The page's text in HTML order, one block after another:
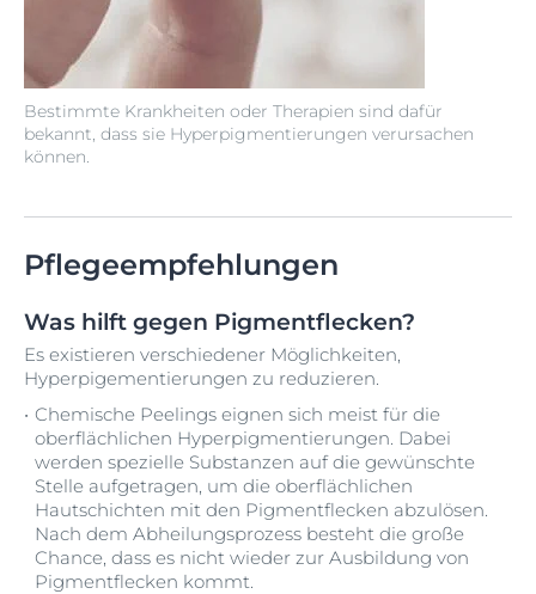
Bestimmte Krankheiten oder Therapien sind dafür
bekannt, dass sie Hyperpigmentierungen verursachen
können.
Pflegeempfehlungen
Was hilft gegen Pigmentflecken?
Es existieren verschiedener Möglichkeiten,
Hyperpigementierungen zu reduzieren.
Chemische Peelings eignen sich meist für die
oberflächlichen Hyperpigmentierungen. Dabei
werden spezielle Substanzen auf die gewünschte
Stelle aufgetragen, um die oberflächlichen
Hautschichten mit den Pigmentflecken abzulösen.
Nach dem Abheilungsprozess besteht die große
Chance, dass es nicht wieder zur Ausbildung von
Pigmentflecken kommt.